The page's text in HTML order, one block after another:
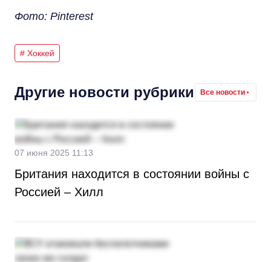
Фото: Pinterest
# Хоккей
Другие новости рубрики Все новости
07 июня 2025 11:13
Британия находится в состоянии войны с
Россией – Хилл